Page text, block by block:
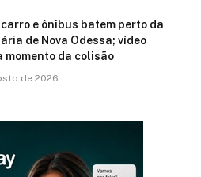
e ônibus batem perto da
de Nova Odessa; vídeo
momento da colisão
de 2026